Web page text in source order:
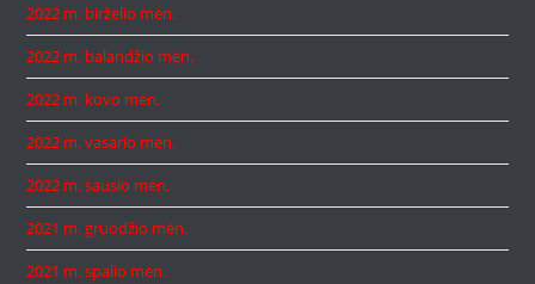
2022 m. birželio mėn.
2022 m. balandžio mėn.
2022 m. kovo mėn.
2022 m. vasario mėn.
2022 m. sausio mėn.
2021 m. gruodžio mėn.
2021 m. spalio mėn.